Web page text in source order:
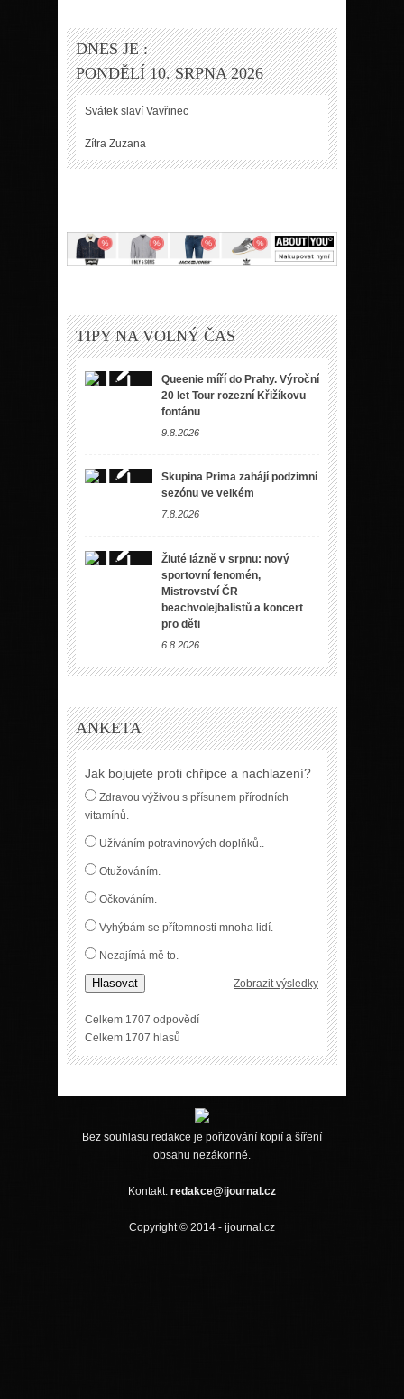
DNES JE :
PONDĚLÍ 10. SRPNA 2026
Svátek slaví Vavřinec
Zítra Zuzana
TIPY NA VOLNÝ ČAS
Queenie míří do Prahy. Výroční
20 let Tour rozezní Křižíkovu
fontánu
9.8.2026
Skupina Prima zahájí podzimní
sezónu ve velkém
7.8.2026
Žluté lázně v srpnu: nový
sportovní fenomén,
Mistrovství ČR
beachvolejbalistů a koncert
pro děti
6.8.2026
ANKETA
Jak bojujete proti chřipce a nachlazení?
Zdravou výživou s přísunem přírodních
vitamínů.
Užíváním potravinových doplňků..
Otužováním.
Očkováním.
Vyhýbám se přítomnosti mnoha lidí.
Nezajímá mě to.
Hlasovat Zobrazit výsledky
Celkem 1707 odpovědí
Celkem 1707 hlasů
Bez souhlasu redakce je pořizování kopií a šíření
obsahu nezákonné.
Kontakt: redakce@ijournal.cz
Copyright © 2014 - ijournal.cz